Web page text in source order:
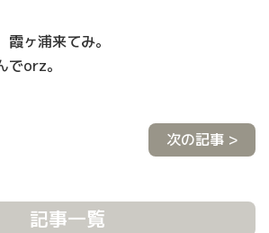
ヶ浦来てみ。
でorz。
次の記事 >
記事一覧